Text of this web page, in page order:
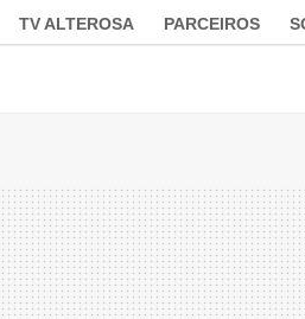
TV ALTEROSA PARCEIROS